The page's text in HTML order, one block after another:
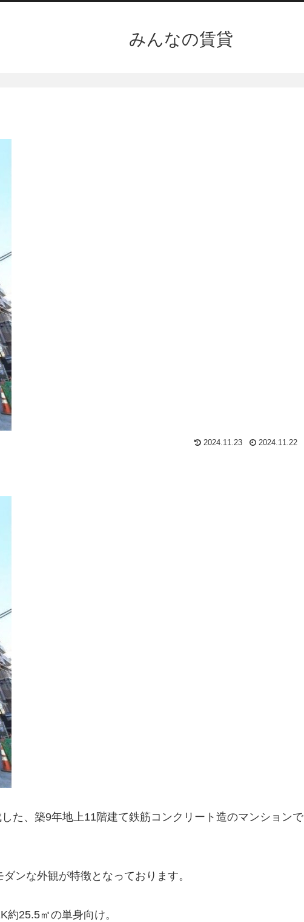
みんなの賃貸
2024.11.23 2024.11.22
た、築9年地上11階建て鉄筋コンクリート造のマンションで
ンな外観が特徴となっております。
25.5㎡の単身向け。